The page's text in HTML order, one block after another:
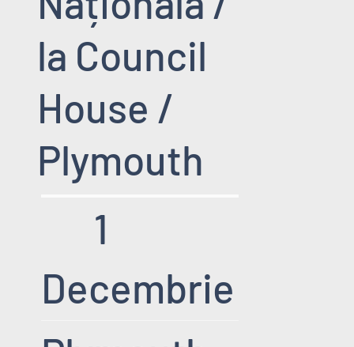
la Council
House /
Plymouth
1
Decembrie